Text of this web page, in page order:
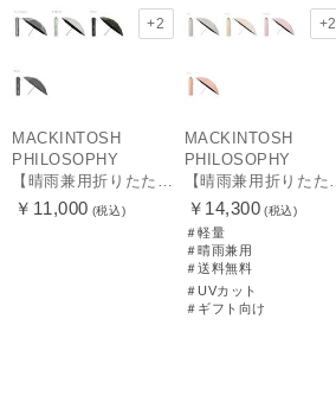
+2
MACKINTOSH
PHILOSOPHY
￥11,000 (税込)
+2
MACKINTOSH
PHILOSOPHY
￥14,300 (税込)
＃軽量
＃晴雨兼用
＃送料無料
＃UVカット
＃ギフト向け